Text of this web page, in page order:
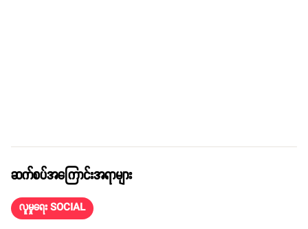
ဆက်စပ်အကြောင်းအရာများ
လူမှုရေး SOCIAL